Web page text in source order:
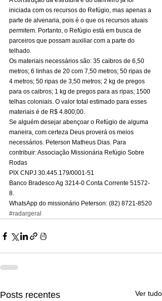
iniciada com os recursos do Refúgio, mas apenas a
parte de alvenaria, pois é o que os recursos atuais
permitem. Portanto, o Refúgio está em busca de
parceiros que possam auxiliar com a parte do
telhado.
Os materiais necessários são: 35 caibros de 6,50
metros; 6 linhas de 20 com 7,50 metros; 50 ripas de
4 metros; 50 ripas de 3,50 metros; 2 kg de pregos
para os caibros; 1 kg de pregos para as ripas; 1500
telhas coloniais. O valor total estimado para esses
materiais é de R$ 4.800,00.
Se alguém desejar abençoar o Refúgio de alguma
maneira, com certeza Deus proverá os meios
necessários. Peterson Matheus Dias. Para
contribuir: Associação Missionária Refúgio Sobre
Rodas
PIX CNPJ 30.445.179/0001-51
Banco Bradesco Ag 3214-0 Conta Corrente 51572-
8.
WhatsApp do missionário Peterson: (82) 8721-8520
#radargeral
Posts recentes Ver tudo